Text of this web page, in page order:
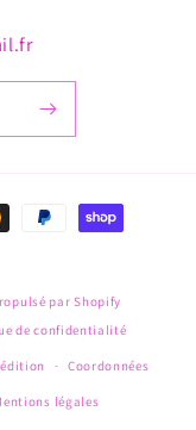
par Shopify
de confidentialité
Coordonnées
légales